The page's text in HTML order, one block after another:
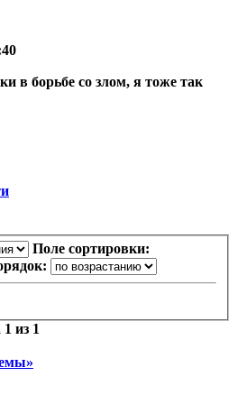
в борьбе со злом, я тоже так
Поле сортировки:
1 из 1